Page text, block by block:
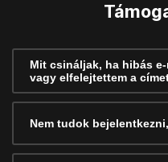
Mit csináljak, ha hibás
vagy elfelejtettem a
Nem tudok